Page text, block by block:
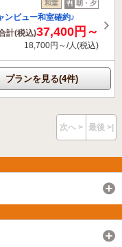
和室 朝・夕
ビュー和室確約♪
計(税込)37,400円～
18,700円～/人(税込)
プランを見る(4件)
次へ > 最後 >|